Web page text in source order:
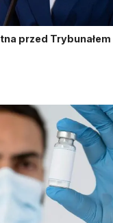
przed